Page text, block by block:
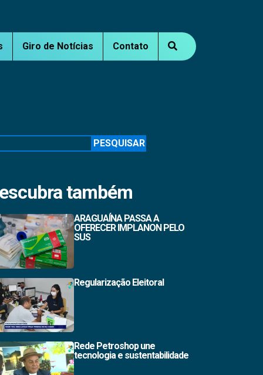
Giro de Notícias Contato
PESQUISAR
também
ARAGUAÍNA PASSA A
OFERECER IMPLANON PELO
SUS
Regularização Eleitoral
Rede Petroshop une
tecnologia e sustentabilidade